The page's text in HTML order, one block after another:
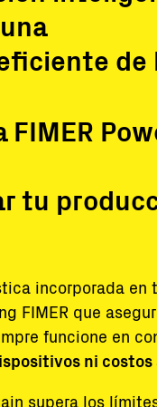
de
FIMER
tu
incorporada en
FIMER que
funcione en
ni
supera los